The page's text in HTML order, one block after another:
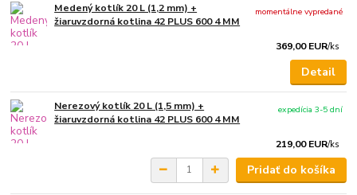
Medený kotlík 20 L (1,2 mm) +
žiaruvzdorná kotlina 42 PLUS 600 4 MM
369,00 EUR/ks
momentálne vypredané
Detail
Nerezový kotlík 20 L (1,5 mm) +
žiaruvzdorná kotlina 42 PLUS 600 4 MM
219,00 EUR/ks
expedícia 3-5 dní
Pridať do košíka